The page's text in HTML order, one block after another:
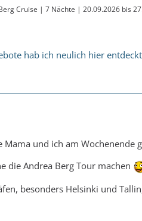
Cruise | 7 Nächte | 20.09.2026 bis
hab ich neulich hier
Mama und ich am Wochenende
die Andrea Berg Tour machen
besonders Helsinki und